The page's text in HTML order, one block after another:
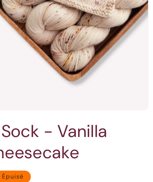
- Vanilla
Épuisé